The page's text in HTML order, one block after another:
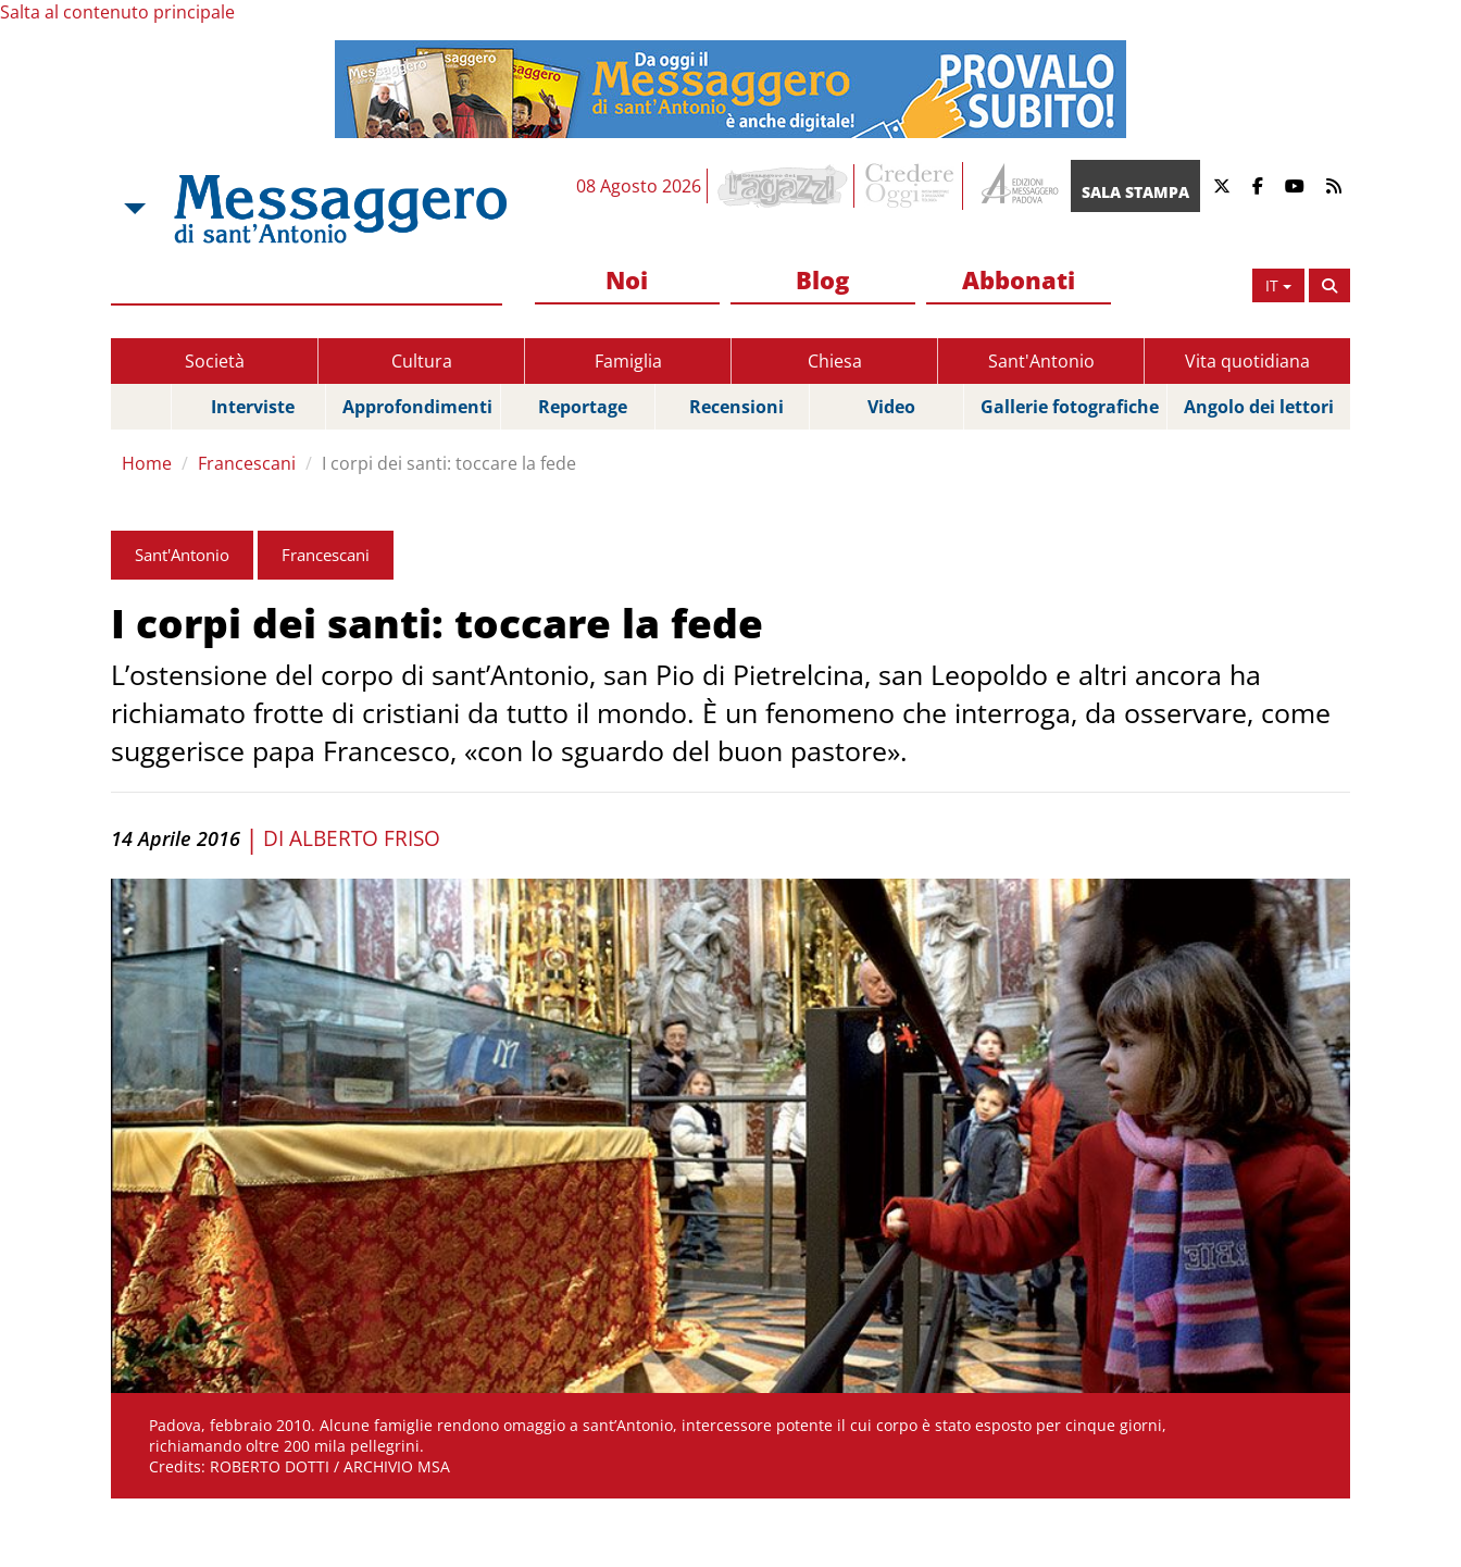
Salta al contenuto principale
08 Agosto 2026 SALA STAMPA
IT
Noi Blog Abbonati
Società Cultura Famiglia Chiesa Sant'Antonio
Vita quotidiana
Interviste
Approfondimenti Reportage Recensioni Video Gallerie fotografiche Angolo dei lettori
Home Francescani I corpi dei santi: toccare la fede
Sant'Antonio Francescani
I corpi dei santi: toccare la fede
L’ostensione del corpo di sant’Antonio, san Pio di Pietrelcina, san Leopoldo e altri ancora ha
richiamato frotte di cristiani da tutto il mondo. È un fenomeno che interroga, da osservare, come
suggerisce papa Francesco, «con lo sguardo del buon pastore».
14 Aprile 2016 | DI ALBERTO FRISO
Padova, febbraio 2010. Alcune famiglie rendono omaggio a sant’Antonio, intercessore potente il cui corpo è stato esposto per cinque giorni,
richiamando oltre 200 mila pellegrini.
Credits: ROBERTO DOTTI / ARCHIVIO MSA